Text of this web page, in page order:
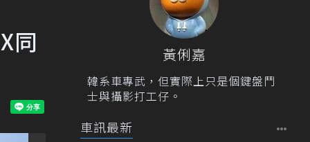
同 黃俐嘉
韓系車專武，但實際上只是個鍵盤鬥
士與攝影打工仔。
車訊最新